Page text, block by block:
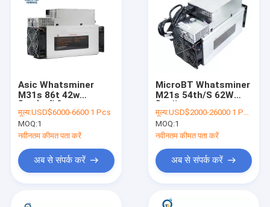
Asic Whatsminer
M31s 86t 42w
256 बिट
मूल्य:USD$6000-6600 1 Pcs
MOQ:1
नवीनतम कीमत पता करें
अब से संपर्क करें
MicroBT Whatsminer
M21s 54th/S 62W
उपकरण
मूल्य:USD$2000-26000 1 Pcs
MOQ:1
नवीनतम कीमत पता करें
अब से संपर्क करें